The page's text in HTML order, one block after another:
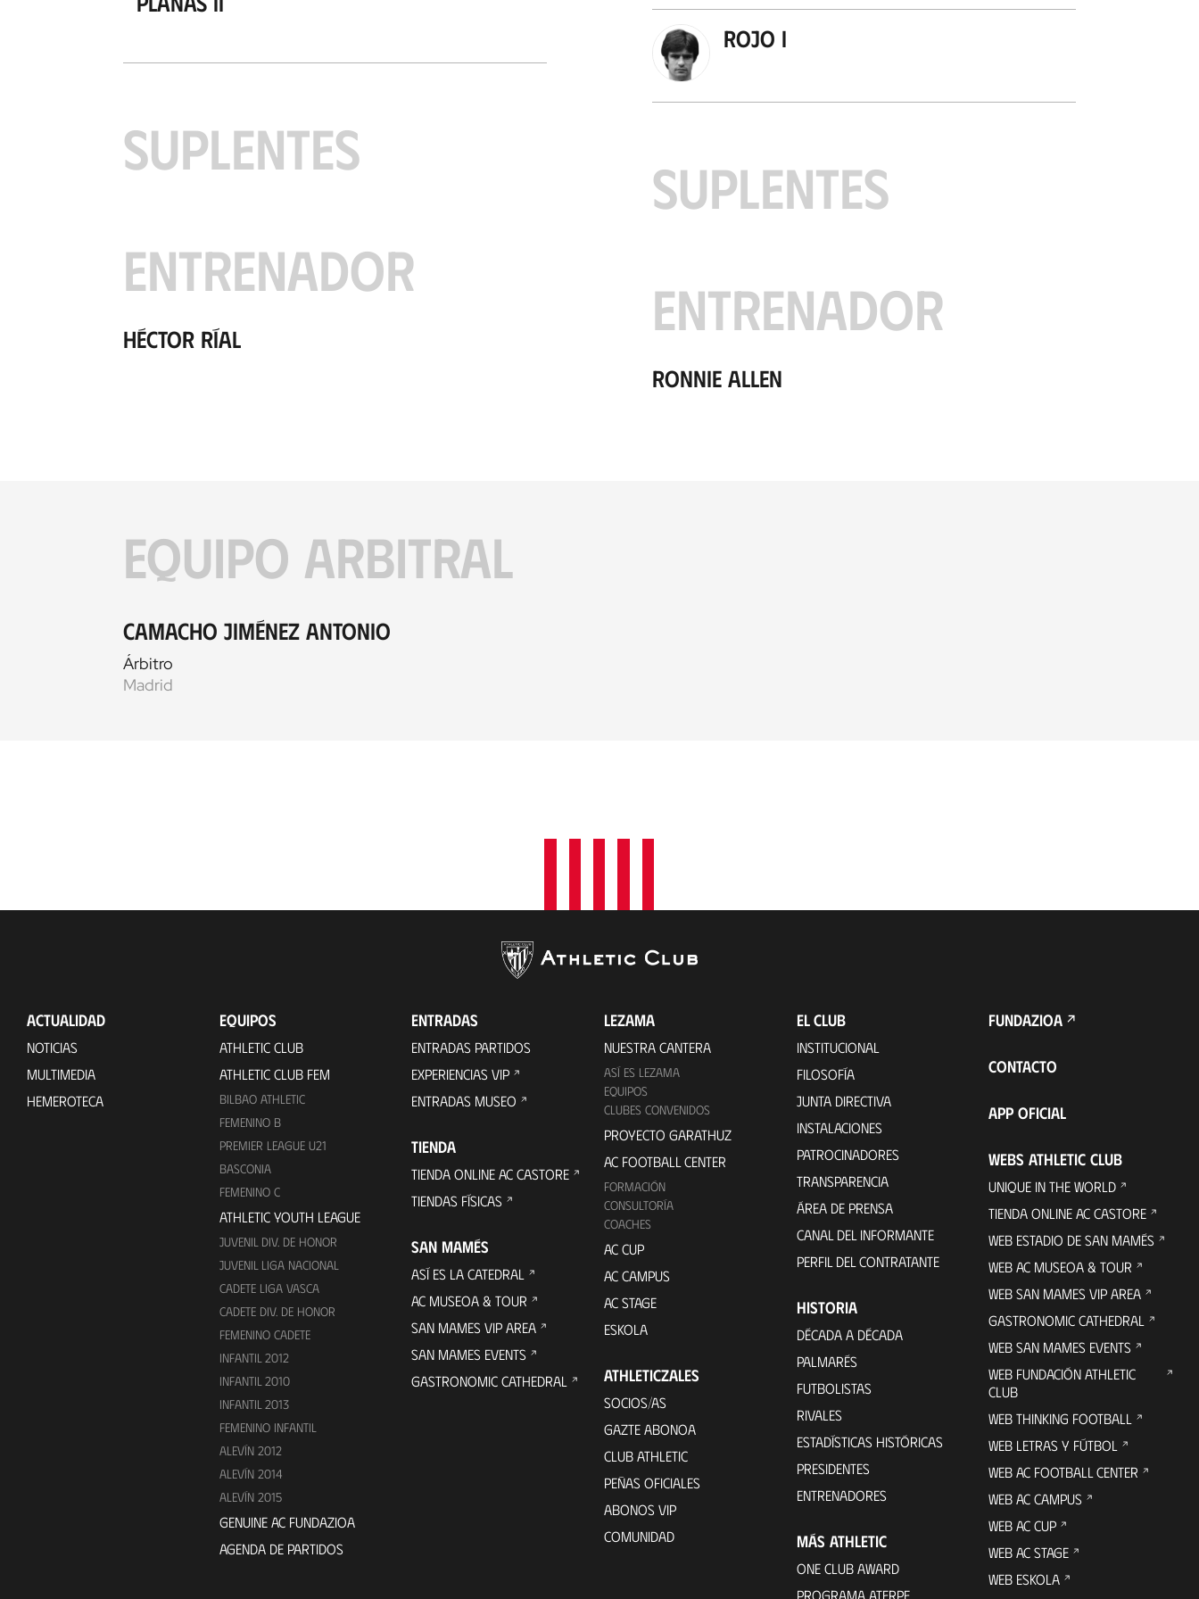
SUPLENTES
ENTRENADOR
Héctor Ríal
Rojo I
SUPLENTES
ENTRENADOR
Ronnie Allen
EQUIPO ARBITRAL
Camacho Jiménez Antonio
Árbitro
Madrid
ACTUALIDAD
NOTICIAS
MULTIMEDIA
HEMEROTECA
EQUIPOS
ATHLETIC CLUB
ATHLETIC CLUB FEM
BILBAO ATHLETIC
FEMENINO B
PREMIER LEAGUE U21
BASCONIA
FEMENINO C
ATHLETIC YOUTH LEAGUE
JUVENIL DIV. DE HONOR
JUVENIL LIGA NACIONAL
CADETE LIGA VASCA
CADETE DIV. DE HONOR
FEMENINO CADETE
INFANTIL 2012
INFANTIL 2010
INFANTIL 2013
FEMENINO INFANTIL
ALEVÍN 2012
ALEVÍN 2014
ALEVÍN 2015
GENUINE AC FUNDAZIOA
AGENDA DE PARTIDOS
ENTRADAS
ENTRADAS PARTIDOS
EXPERIENCIAS VIP
ENTRADAS MUSEO
TIENDA
TIENDA ONLINE AC CASTORE
TIENDAS FÍSICAS
SAN MAMÉS
ASÍ ES LA CATEDRAL
AC MUSEOA & TOUR
SAN MAMES VIP AREA
SAN MAMES EVENTS
GASTRONOMIC CATHEDRAL
LEZAMA
NUESTRA CANTERA
ASÍ ES LEZAMA
EQUIPOS
CLUBES CONVENIDOS
PROYECTO GARATHUZ
AC FOOTBALL CENTER
FORMACIÓN
CONSULTORÍA
COACHES
AC CUP
AC CAMPUS
AC STAGE
ESKOLA
ATHLETICZALES
SOCIOS/AS
GAZTE ABONOA
CLUB ATHLETIC
PEÑAS OFICIALES
ABONOS VIP
COMUNIDAD
EL CLUB
INSTITUCIONAL
FILOSOFÍA
JUNTA DIRECTIVA
INSTALACIONES
PATROCINADORES
TRANSPARENCIA
ÁREA DE PRENSA
CANAL DEL INFORMANTE
PERFIL DEL CONTRATANTE
HISTORIA
DÉCADA A DÉCADA
PALMARÉS
FUTBOLISTAS
RIVALES
ESTADÍSTICAS HISTÓRICAS
PRESIDENTES
ENTRENADORES
MÁS ATHLETIC
ONE CLUB AWARD
PROGRAMA ATERPE
FUNDAZIOA
CONTACTO
APP OFICIAL
WEBS ATHLETIC CLUB
UNIQUE IN THE WORLD
TIENDA ONLINE AC CASTORE
WEB ESTADIO DE SAN MAMÉS
WEB AC MUSEOA & TOUR
WEB SAN MAMES VIP AREA
GASTRONOMIC CATHEDRAL
WEB SAN MAMES EVENTS
WEB FUNDACIÓN ATHLETIC
CLUB
WEB THINKING FOOTBALL
WEB LETRAS Y FÚTBOL
WEB AC FOOTBALL CENTER
WEB AC CAMPUS
WEB AC CUP
WEB AC STAGE
WEB ESKOLA